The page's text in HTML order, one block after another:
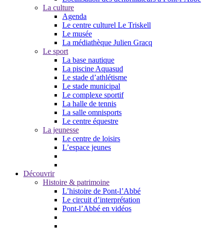
La culture
Agenda
Le centre culturel Le Triskell
Le musée
La médiathèque Julien Gracq
Le sport
La base nautique
La piscine Aquasud
Le stade d’athlétisme
Le stade municipal
Le complexe sportif
La halle de tennis
La salle omnisports
Le centre équestre
La jeunesse
Le centre de loisirs
L’espace jeunes
Découvrir
Histoire & patrimoine
L’histoire de Pont-l’Abbé
Le circuit d’interprétation
Pont-l’Abbé en vidéos